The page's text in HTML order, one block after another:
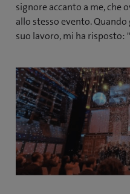
signore accanto a me, che
allo stesso evento.
suo lavoro, mi ha risposto: